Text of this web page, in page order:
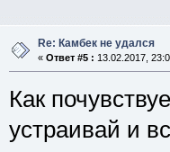
Re: Камбек не удался
« Ответ #5 : 13.02.2017,
Как
устраивай и